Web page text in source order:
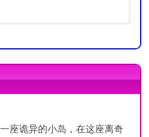
座诡异的小岛，在这座离奇